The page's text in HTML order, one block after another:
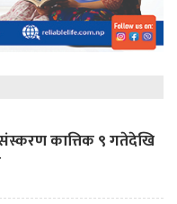
कात्तिक ९ गतेदेखि